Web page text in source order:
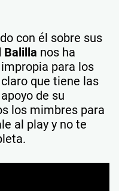
con él sobre sus
Balilla nos ha
para los
que tiene las
de su
los mimbres para
al play y no te